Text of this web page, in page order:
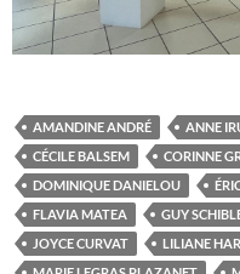
AMANDINE ANDRÉ ANNE
CÉCILE BALSEM
CORINNE
DOMINIQUE DANIELOU
FLAVIA MATEA
GUY
JOYCE CURVAT
LILIANE